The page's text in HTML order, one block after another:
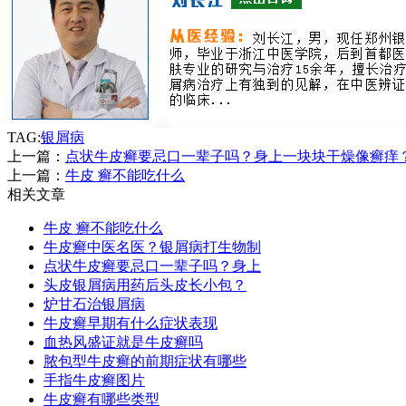
TAG:银屑病
上一篇： 点状牛皮癣要忌口一辈子吗？身上一块块干燥像癣痒
上一篇： 牛皮 癣不能吃什么
相关文章
牛皮 癣不能吃什么
牛皮癣中医名医？银屑病打生物制
点状牛皮癣要忌口一辈子吗？身上
头皮银屑病用药后头皮长小包？
炉甘石治银屑病
牛皮癣早期有什么症状表现
血热风盛证就是牛皮癣吗
脓包型牛皮癣的前期症状有哪些
手指牛皮癣图片
牛皮癣有哪些类型